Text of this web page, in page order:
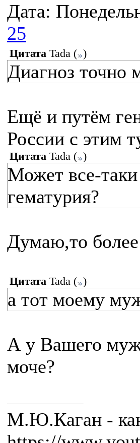
Дата:
25
Цитата Tada ( )
Диагноз точно
Ещё и путём
России с этим
Цитата Tada ( )
Может все-таки
гематурия?
Думаю,то более
Цитата Tada ( )
а тот моему
А у Вашего
моче?
М.Ю.Каган -